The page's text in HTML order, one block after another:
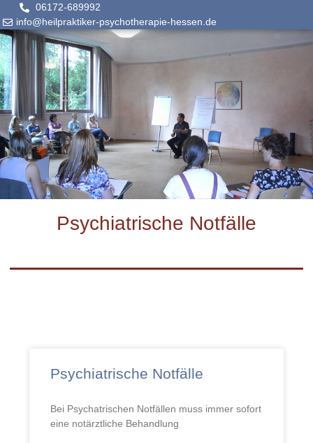
06172-689992
info@heilpraktiker-psychotherapie-hessen.de
Psychiatrische Notfälle
Psychiatrische Notfälle
Bei Psychatrischen Notfällen muss immer sofort
eine notärztliche Behandlung